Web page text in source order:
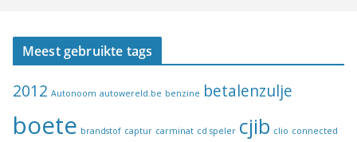
Meest gebruikte tags
2012 Autonoom autowereld.be benzine betalenzulje
boete brandstof captur carminat cd speler cjib clio connected